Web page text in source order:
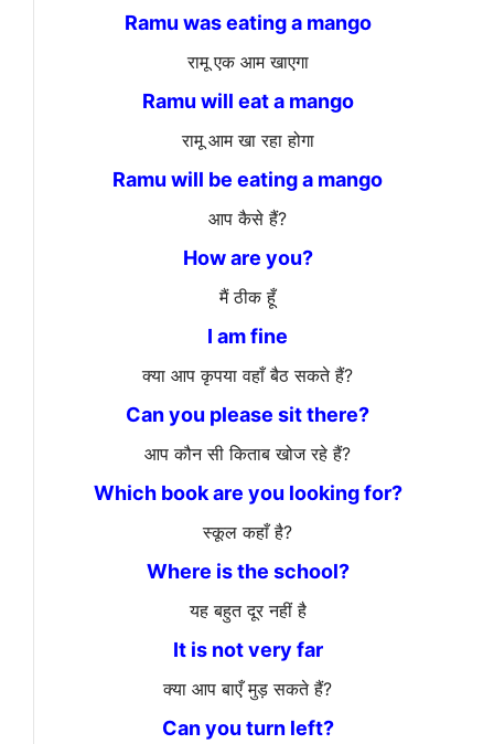
Ramu was eating a mango
रामू एक आम खाएगा
Ramu will eat a mango
रामू आम खा रहा होगा
Ramu will be eating a mango
आप कैसे हैं?
How are you?
मैं ठीक हूँ
I am fine
क्या आप कृपया वहाँ बैठ सकते हैं?
Can you please sit there?
आप कौन सी किताब खोज रहे हैं?
Which book are you looking for?
स्कूल कहाँ है?
Where is the school?
यह बहुत दूर नहीं है
It is not very far
क्या आप बाएँ मुड़ सकते हैं?
Can you turn left?